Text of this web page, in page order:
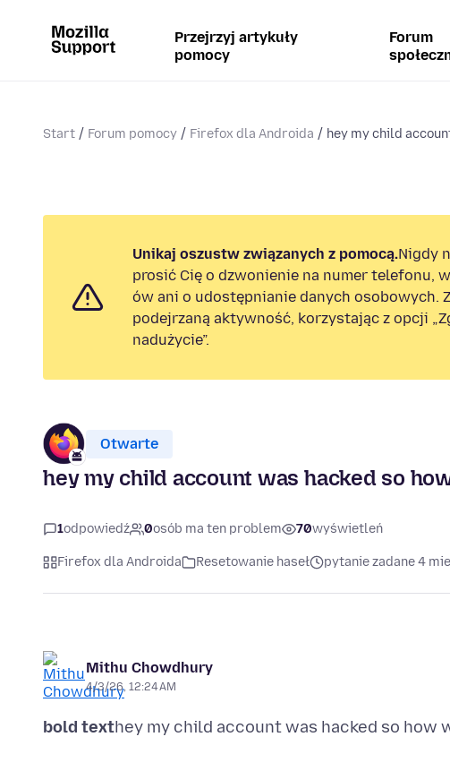
Przejrzyj artykuły
pomocy
Forum
Start Forum pomocy Firefox dla Androida hey my child
Unikaj oszustw związanych z pomocą.Nigdy
prosić Cię o dzwonienie na numer telefonu,
ów ani o udostępnianie danych osobowych.
podejrzaną aktywność, korzystając z opcji
nadużycie”.
Otwarte
hey my child account was hacked so
1odpowiedź 0osób ma ten problem 70wyświetleń
Firefox dla Androida Resetowanie haseł pytanie zadane 4
Mithu Chowdhury
4/3/26, 12:24 AM
bold text